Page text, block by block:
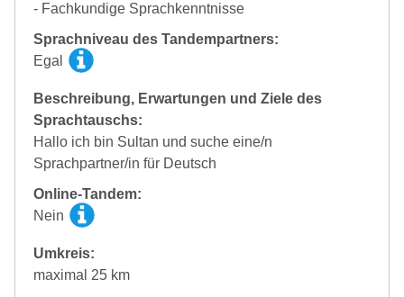
- Fachkundige Sprachkenntnisse
Sprachniveau des Tandempartners:
Egal
Beschreibung, Erwartungen und Ziele des
Sprachtauschs:
Hallo ich bin Sultan und suche eine/n
Sprachpartner/in für Deutsch
Online-Tandem:
Nein
Umkreis:
maximal 25 km